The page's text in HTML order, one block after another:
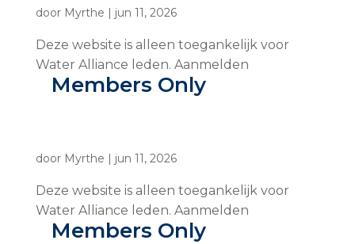
door Myrthe | jun 11, 2026
Deze website is alleen toegankelijk voor
Water Alliance leden. Aanmelden
Members Only
door Myrthe | jun 11, 2026
Deze website is alleen toegankelijk voor
Water Alliance leden. Aanmelden
Members Only